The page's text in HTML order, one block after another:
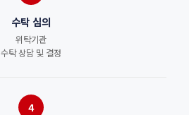
수탁 심의
위탁기관
수탁 상담 및 결정
4